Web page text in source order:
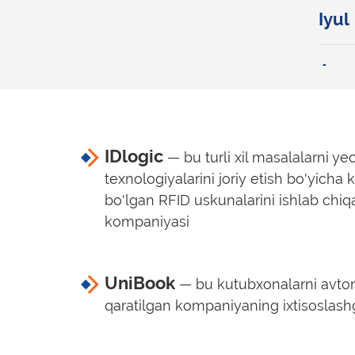
Iyul
IDlogic — bu turli xil masalalarni
texnologiyalarini joriy etish bo'yicha
bo'lgan RFID uskunalarini ishlab
kompaniyasi
UniBook — bu kutubxonalarni
qaratilgan kompaniyaning